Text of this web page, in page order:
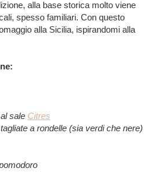
alla base storica molto viene
spesso familiari. Con questo
alla Sicilia, ispirandomi alla
sale Citres
a rondelle (sia verdi che nere)